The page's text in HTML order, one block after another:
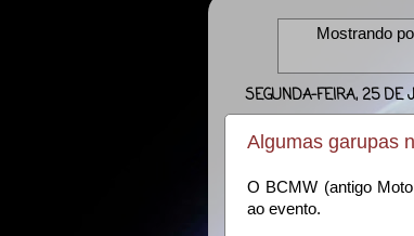
Mostrando
SEGUNDA-FEIRA, 25 DE
Algumas garupas
O BCMW (antigo
ao evento.